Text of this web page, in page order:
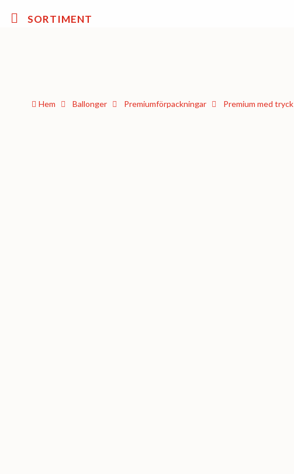
SORTIMENT
Hem Ballonger Premium­förpackningar Premium med tryck